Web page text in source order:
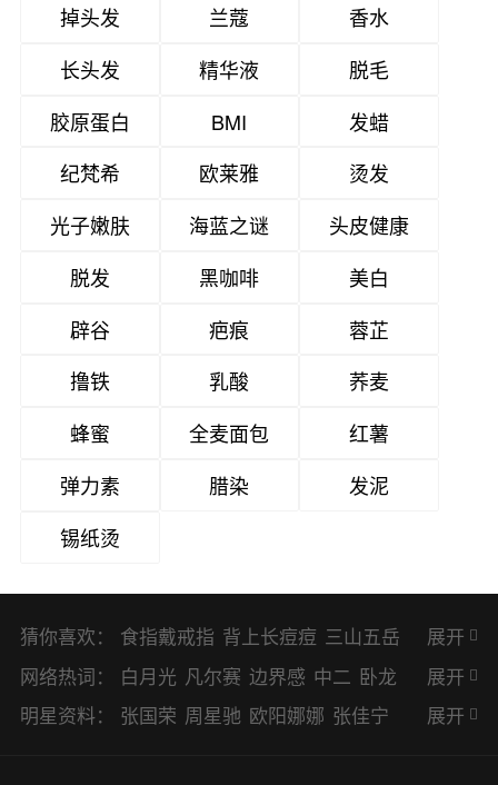
掉头发
兰蔻
香水
长头发
精华液
脱毛
胶原蛋白
BMI
发蜡
纪梵希
欧莱雅
烫发
光子嫩肤
海蓝之谜
头皮健康
脱发
黑咖啡
美白
辟谷
疤痕
蓉芷
撸铁
乳酸
荞麦
蜂蜜
全麦面包
红薯
弹力素
腊染
发泥
锡纸烫
猜你喜欢： 食指戴戒指 背上长痘痘 三山五岳
避暑胜地
展开
网络热词：
白月光 凡尔赛 边界感 中二 卧龙
凤雏 二次元 KPI EMO CP BUG
展开
明星资料：
张国荣 周星驰 欧阳娜娜 张佳宁
展开